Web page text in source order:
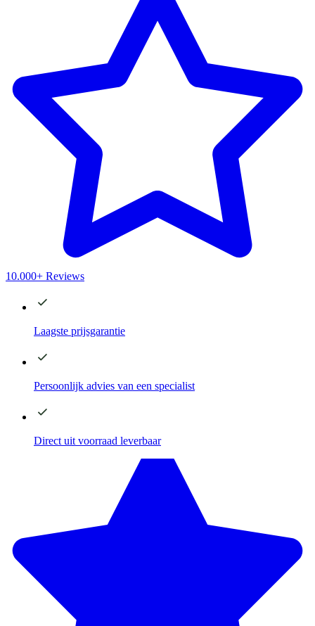
10.000+ Reviews
Laagste prijsgarantie
Persoonlijk advies van een specialist
Direct uit voorraad leverbaar